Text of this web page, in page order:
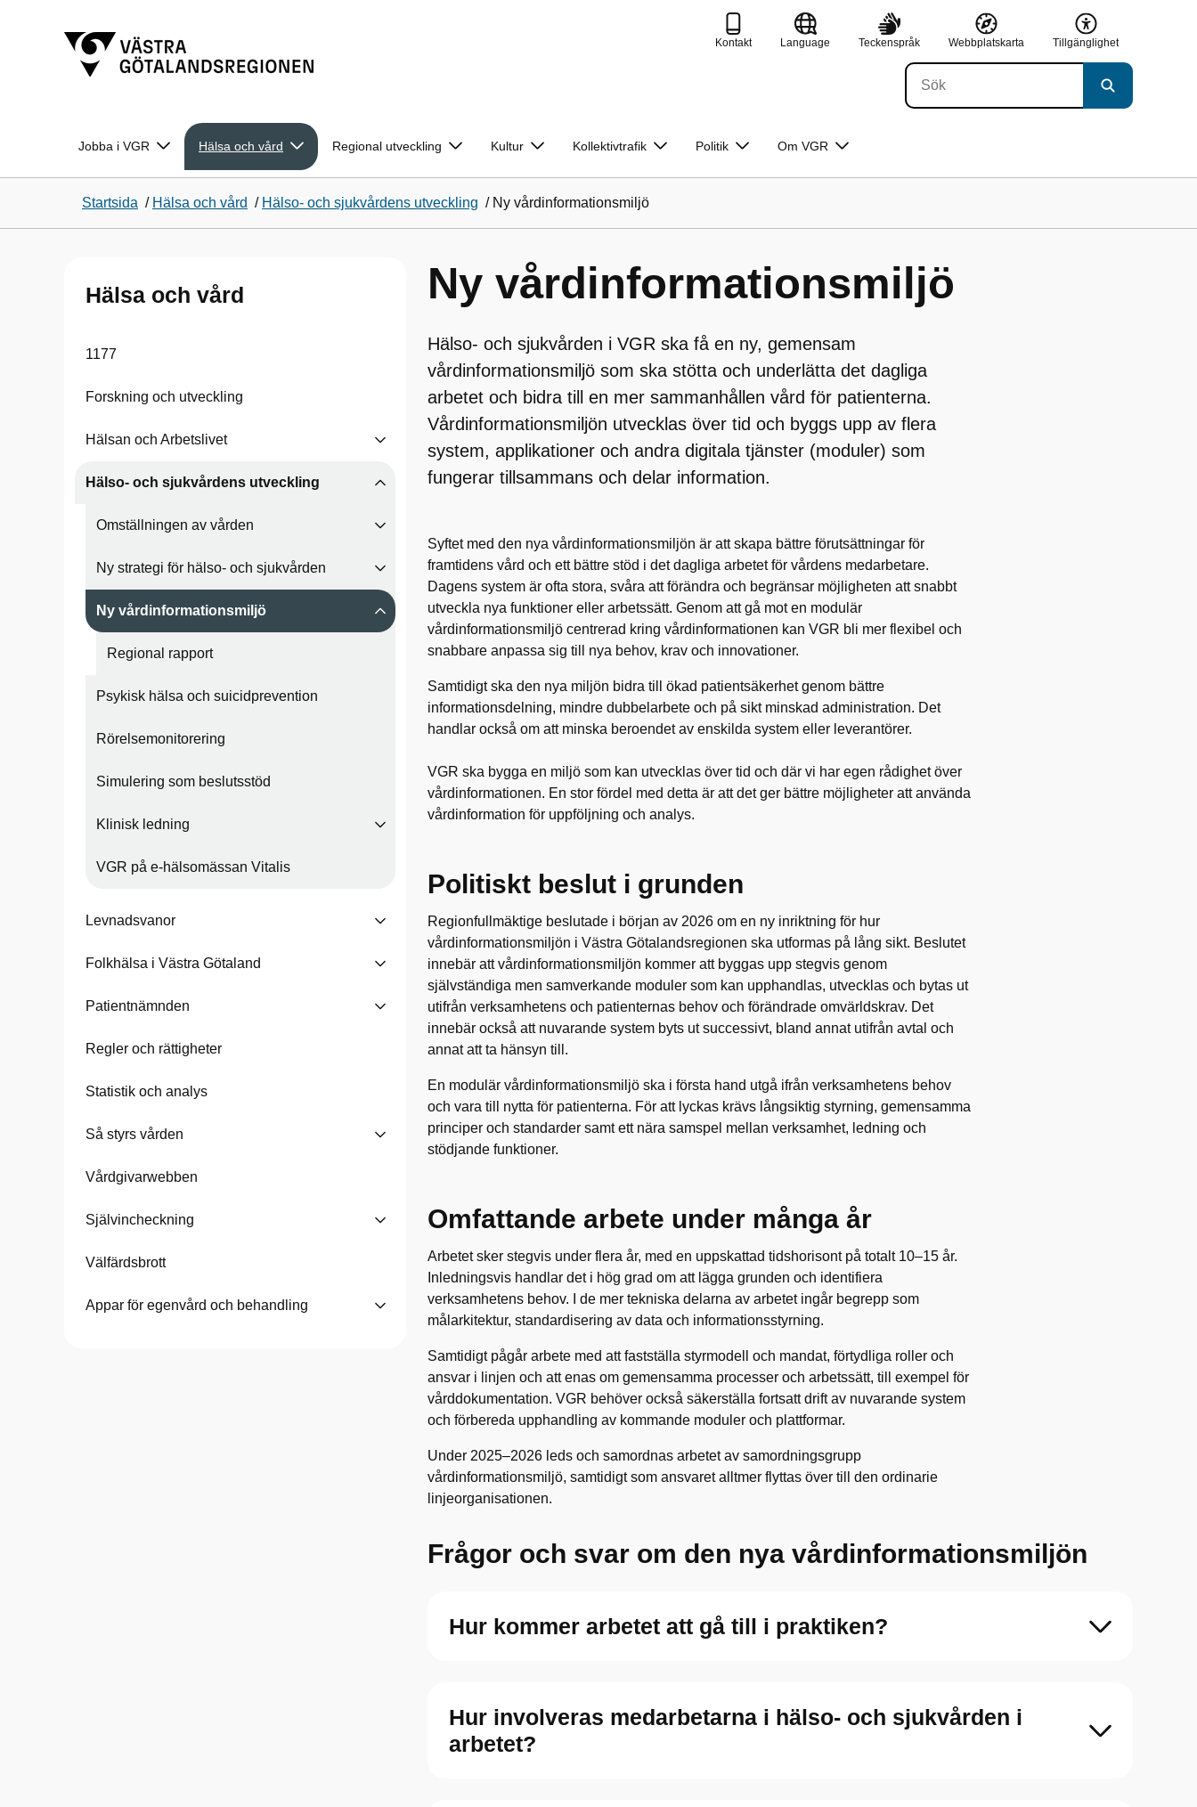
Kontakt Language Teckenspråk Webbplatskarta Tillgänglighet
Jobba i VGR Hälsa och vård Regional utveckling Kultur Kollektivtrafik Politik Om VGR
Startsida / Hälsa och vård / Hälso- och sjukvårdens utveckling / Ny vårdinformationsmiljö
Hälsa och vård
1177
Forskning och utveckling
Hälsan och Arbetslivet
Hälso- och sjukvårdens utveckling
Omställningen av vården
Ny strategi för hälso- och sjukvården
Ny vårdinformationsmiljö
Regional rapport
Psykisk hälsa och suicidprevention
Rörelsemonitorering
Simulering som beslutsstöd
Klinisk ledning
VGR på e-hälsomässan Vitalis
Levnadsvanor
Folkhälsa i Västra Götaland
Patientnämnden
Regler och rättigheter
Statistik och analys
Så styrs vården
Vårdgivarwebben
Självincheckning
Välfärdsbrott
Appar för egenvård och behandling
Ny vårdinformationsmiljö
Hälso- och sjukvården i VGR ska få en ny, gemensam
vårdinformationsmiljö som ska stötta och underlätta det dagliga
arbetet och bidra till en mer sammanhållen vård för patienterna.
Vårdinformationsmiljön utvecklas över tid och byggs upp av flera
system, applikationer och andra digitala tjänster (moduler) som
fungerar tillsammans och delar information.
Syftet med den nya vårdinformationsmiljön är att skapa bättre förutsättningar för
framtidens vård och ett bättre stöd i det dagliga arbetet för vårdens medarbetare.
Dagens system är ofta stora, svåra att förändra och begränsar möjligheten att snabbt
utveckla nya funktioner eller arbetssätt. Genom att gå mot en modulär
vårdinformationsmiljö centrerad kring vårdinformationen kan VGR bli mer flexibel och
snabbare anpassa sig till nya behov, krav och innovationer.
Samtidigt ska den nya miljön bidra till ökad patientsäkerhet genom bättre
informationsdelning, mindre dubbelarbete och på sikt minskad administration. Det
handlar också om att minska beroendet av enskilda system eller leverantörer.
VGR ska bygga en miljö som kan utvecklas över tid och där vi har egen rådighet över
vårdinformationen. En stor fördel med detta är att det ger bättre möjligheter att använda
vårdinformation för uppföljning och analys.
Politiskt beslut i grunden
Regionfullmäktige beslutade i början av 2026 om en ny inriktning för hur
vårdinformationsmiljön i Västra Götalandsregionen ska utformas på lång sikt. Beslutet
innebär att vårdinformationsmiljön kommer att byggas upp stegvis genom
självständiga men samverkande moduler som kan upphandlas, utvecklas och bytas ut
utifrån verksamhetens och patienternas behov och förändrade omvärldskrav. Det
innebär också att nuvarande system byts ut successivt, bland annat utifrån avtal och
annat att ta hänsyn till.
En modulär vårdinformationsmiljö ska i första hand utgå ifrån verksamhetens behov
och vara till nytta för patienterna. För att lyckas krävs långsiktig styrning, gemensamma
principer och standarder samt ett nära samspel mellan verksamhet, ledning och
stödjande funktioner.
Omfattande arbete under många år
Arbetet sker stegvis under flera år, med en uppskattad tidshorisont på totalt 10–15 år.
Inledningsvis handlar det i hög grad om att lägga grunden och identifiera
verksamhetens behov. I de mer tekniska delarna av arbetet ingår begrepp som
målarkitektur, standardisering av data och informationsstyrning.
Samtidigt pågår arbete med att fastställa styrmodell och mandat, förtydliga roller och
ansvar i linjen och att enas om gemensamma processer och arbetssätt, till exempel för
vårddokumentation. VGR behöver också säkerställa fortsatt drift av nuvarande system
och förbereda upphandling av kommande moduler och plattformar.
Under 2025–2026 leds och samordnas arbetet av samordningsgrupp
vårdinformationsmiljö, samtidigt som ansvaret alltmer flyttas över till den ordinarie
linjeorganisationen.
Frågor och svar om den nya vårdinformationsmiljön
Hur kommer arbetet att gå till i praktiken?
Hur involveras medarbetarna i hälso- och sjukvården i
arbetet?